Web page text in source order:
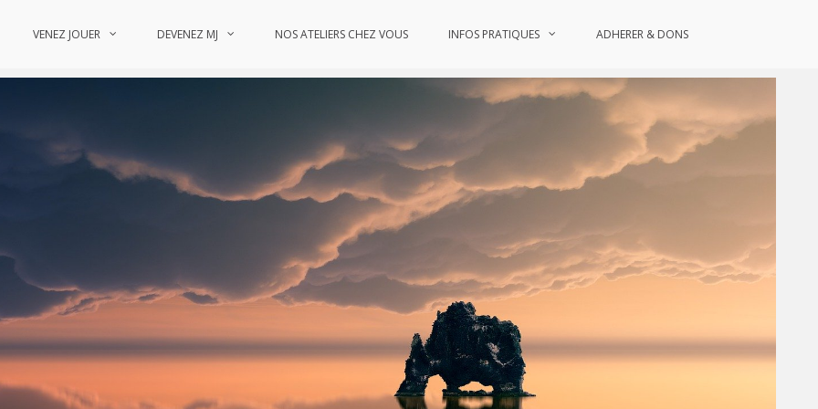
VENEZ JOUER DEVENEZ MJ NOS ATELIERS CHEZ VOUS INFOS PRATIQUES ADHERER & DONS